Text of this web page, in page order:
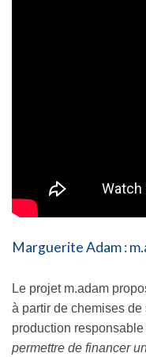
Marguerite Adam :
Le projet m.adam
à partir de chemises
production
permettre de financer